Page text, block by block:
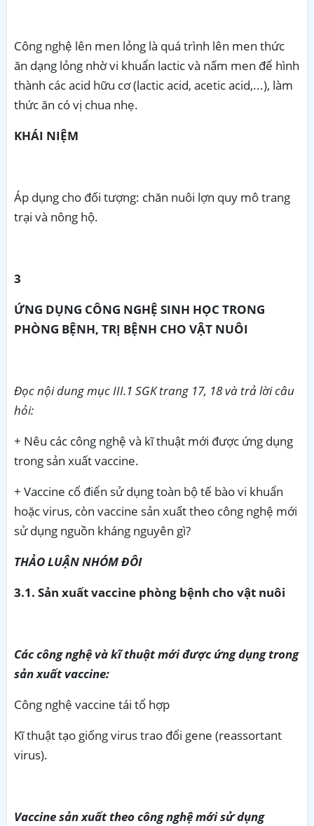
Công nghệ lên men lỏng là quá trình lên men thức
ăn dạng lỏng nhờ vi khuẩn lactic và nấm men để hình
thành các acid hữu cơ (lactic acid, acetic acid,...), làm
thức ăn có vị chua nhẹ.
KHÁI NIỆM
Áp dụng cho đối tượng: chăn nuôi lợn quy mô trang
trại và nông hộ.
3
ỨNG DỤNG CÔNG NGHỆ SINH HỌC TRONG
PHÒNG BỆNH, TRỊ BỆNH CHO VẬT NUÔI
Đọc nội dung mục III.1 SGK trang 17, 18 và trả lời câu
hỏi:
+ Nêu các công nghệ và kĩ thuật mới được ứng dụng
trong sản xuất vaccine.
+ Vaccine cổ điển sử dụng toàn bộ tế bào vi khuẩn
hoặc virus, còn vaccine sản xuất theo công nghệ mới
sử dụng nguồn kháng nguyên gì?
THẢO LUẬN NHÓM ĐÔI
3.1. Sản xuất vaccine phòng bệnh cho vật nuôi
Các công nghệ và kĩ thuật mới được ứng dụng trong
sản xuất vaccine:
Công nghệ vaccine tái tổ hợp
Kĩ thuật tạo giống virus trao đổi gene (reassortant
virus).
Vaccine sản xuất theo công nghệ mới sử dụng